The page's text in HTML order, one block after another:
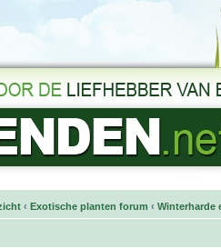
‹ Exotische planten forum ‹ Winterharde